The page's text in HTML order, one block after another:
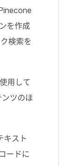
を作成
検索を
用して
ンツのほ
キスト
ードに